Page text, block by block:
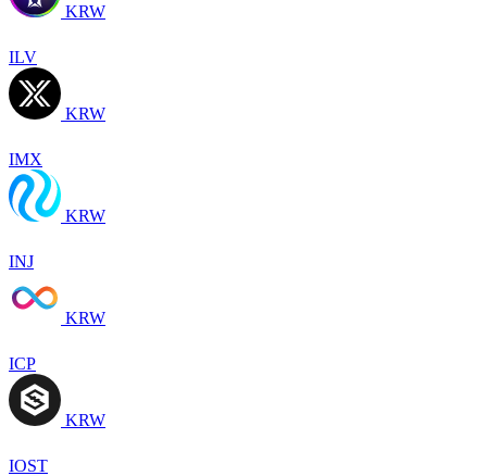
KRW
ILV
KRW
IMX
KRW
INJ
KRW
ICP
KRW
IOST